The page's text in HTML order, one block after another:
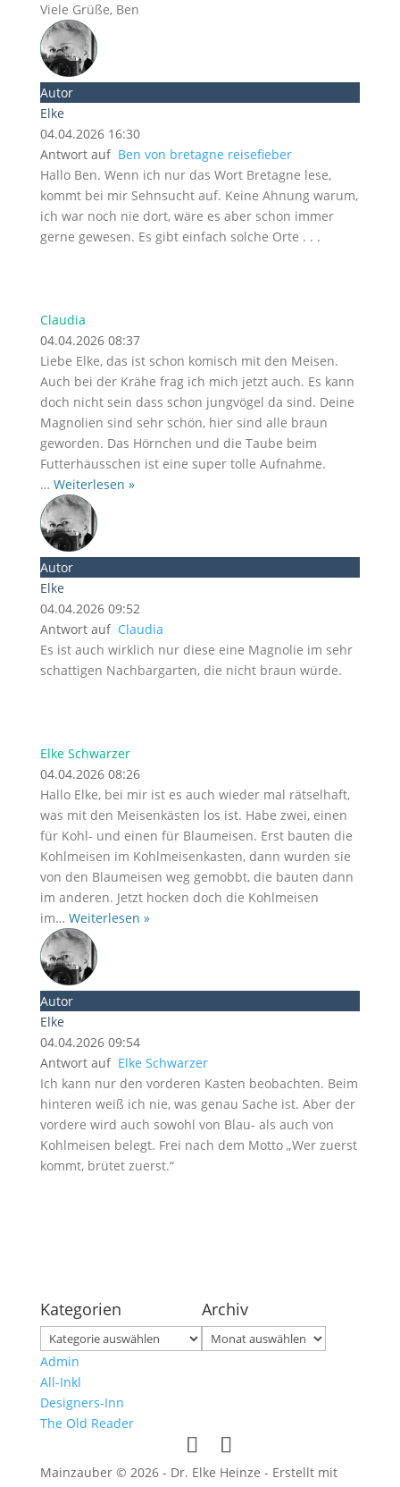
Viele Grüße, Ben
Autor
Elke
04.04.2026 16:30
Antwort auf Ben von bretagne reisefieber
Hallo Ben. Wenn ich nur das Wort Bretagne lese,
kommt bei mir Sehnsucht auf. Keine Ahnung warum,
ich war noch nie dort, wäre es aber schon immer
gerne gewesen. Es gibt einfach solche Orte . . .
Claudia
04.04.2026 08:37
Liebe Elke, das ist schon komisch mit den Meisen.
Auch bei der Krähe frag ich mich jetzt auch. Es kann
doch nicht sein dass schon jungvögel da sind. Deine
Magnolien sind sehr schön, hier sind alle braun
geworden. Das Hörnchen und die Taube beim
Futterhäusschen ist eine super tolle Aufnahme.
… Weiterlesen »
Autor
Elke
04.04.2026 09:52
Antwort auf Claudia
Es ist auch wirklich nur diese eine Magnolie im sehr
schattigen Nachbargarten, die nicht braun würde.
Elke Schwarzer
04.04.2026 08:26
Hallo Elke, bei mir ist es auch wieder mal rätselhaft,
was mit den Meisenkästen los ist. Habe zwei, einen
für Kohl- und einen für Blaumeisen. Erst bauten die
Kohlmeisen im Kohlmeisenkasten, dann wurden sie
von den Blaumeisen weg gemobbt, die bauten dann
im anderen. Jetzt hocken doch die Kohlmeisen
im… Weiterlesen »
Autor
Elke
04.04.2026 09:54
Antwort auf Elke Schwarzer
Ich kann nur den vorderen Kasten beobachten. Beim
hinteren weiß ich nie, was genau Sache ist. Aber der
vordere wird auch sowohl von Blau- als auch von
Kohlmeisen belegt. Frei nach dem Motto „Wer zuerst
kommt, brütet zuerst.“
Kategorien
Kategorien
Archiv
Archiv
Admin
All-Inkl
Designers-Inn
The Old Reader
Mainzauber © 2026 - Dr. Elke Heinze - Erstellt mit